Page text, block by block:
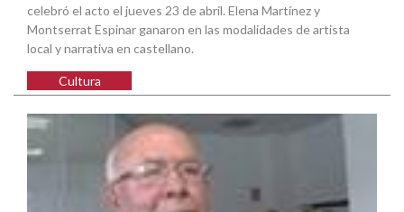
celebró el acto el jueves 23 de abril. Elena Martínez y
Montserrat Espinar ganaron en las modalidades de artista
local y narrativa en castellano.
Cultura